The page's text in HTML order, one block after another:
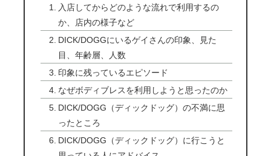
入店してからどのような流れで利用するの
か、店内の様子など
DICK/DOGGにいるゲイさんの印象、見た
目、年齢層、人数
印象に残っているエピソード
なぜボディブレスを利用しようと思ったのか
DICK/DOGG（ディックドッグ）の不満に思
ったところ
DICK/DOGG（ディックドッグ）に行こうと